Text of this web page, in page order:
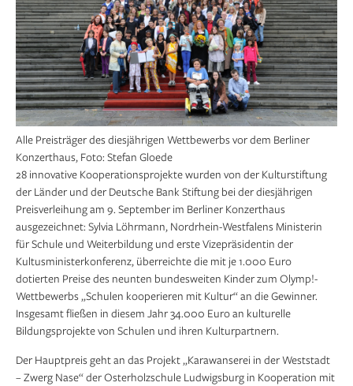
Alle Preisträger des diesjährigen Wettbewerbs vor dem Berliner
Konzerthaus, Foto: Stefan Gloede
28 innovative Kooperationsprojekte wurden von der Kulturstiftung
der Länder und der Deutsche Bank Stiftung bei der diesjährigen
Preisverleihung am 9. September im Berliner Konzerthaus
ausgezeichnet: Sylvia Löhrmann, Nordrhein-Westfalens Ministerin
für Schule und Weiterbildung und erste Vizepräsidentin der
Kultusministerkonferenz, überreichte die mit je 1.000 Euro
dotierten Preise des neunten bundesweiten Kinder zum Olymp!-
Wettbewerbs „Schulen kooperieren mit Kultur“ an die Gewinner.
Insgesamt fließen in diesem Jahr 34.000 Euro an kulturelle
Bildungsprojekte von Schulen und ihren Kulturpartnern.
Der Hauptpreis geht an das Projekt „Karawanserei in der Weststadt
– Zwerg Nase“ der Osterholzschule Ludwigsburg in Kooperation mit